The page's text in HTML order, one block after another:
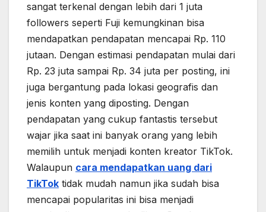
sangat terkenal dengan lebih dari 1 juta
followers seperti Fuji kemungkinan bisa
mendapatkan pendapatan mencapai Rp. 110
jutaan. Dengan estimasi pendapatan mulai dari
Rp. 23 juta sampai Rp. 34 juta per posting, ini
juga bergantung pada lokasi geografis dan
jenis konten yang diposting. Dengan
pendapatan yang cukup fantastis tersebut
wajar jika saat ini banyak orang yang lebih
memilih untuk menjadi konten kreator TikTok.
Walaupun cara mendapatkan uang dari
TikTok tidak mudah namun jika sudah bisa
mencapai popularitas ini bisa menjadi